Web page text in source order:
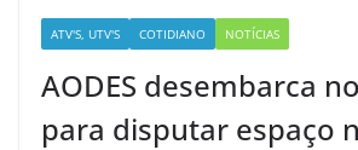
ATV'S, UTV'S COTIDIANO NOTÍCIAS
AODES desembarca
para disputar espaço